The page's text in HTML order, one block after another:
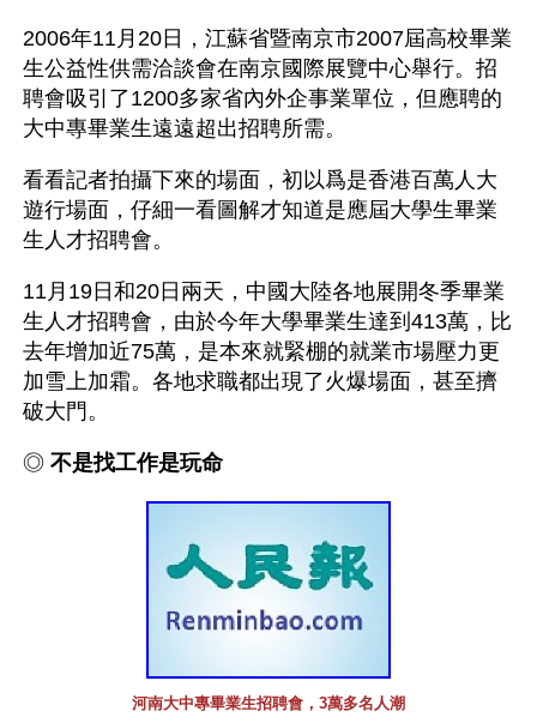
2006年11月20日，江蘇省暨南京市2007屆高校畢業
生公益性供需洽談會在南京國際展覽中心舉行。招
聘會吸引了1200多家省內外企事業單位，但應聘的
大中專畢業生遠遠超出招聘所需。
看看記者拍攝下來的場面，初以爲是香港百萬人大
遊行場面，仔細一看圖解才知道是應屆大學生畢業
生人才招聘會。
11月19日和20日兩天，中國大陸各地展開冬季畢業
生人才招聘會，由於今年大學畢業生達到413萬，比
去年增加近75萬，是本來就緊棚的就業市場壓力更
加雪上加霜。各地求職都出現了火爆場面，甚至擠
破大門。
◎ 不是找工作是玩命
河南大中專畢業生招聘會，3萬多名人潮